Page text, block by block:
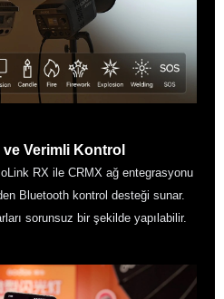
Verimli Kontrol
RX ile CRMX ağ entegrasyonu
Bluetooth kontrol desteği sunar.
sorunsuz bir şekilde yapılabilir.